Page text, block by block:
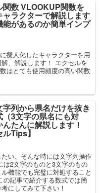
関数 VLOOKUP関数を
ャラクターで解説します
能があるのか簡単インプ
擬人化したキャラクターを用
、解説します！ エクセルを
はとても使用頻度の高い関数
字列から県名だけを抜き
（3文字の県名にも対
たんに解説します！
ルTips】
い、そんな時には文字列操作
2文字のものと3文字のもの
機能でも完璧に対処すること
記事で紹介する数式では簡
にしてみて下さい！